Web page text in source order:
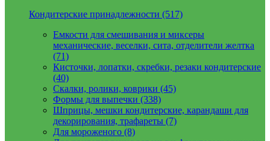
Кондитерские принадлежности (517)
Емкости для смешивания и миксеры
механические, веселки, сита, отделители желтка
(71)
Кисточки, лопатки, скребки, резаки кондитерские
(40)
Скалки, ролики, коврики (45)
Формы для выпечки (338)
Шприцы, мешки кондитерские, карандаши для
декорирования, трафареты (7)
Для мороженого (8)